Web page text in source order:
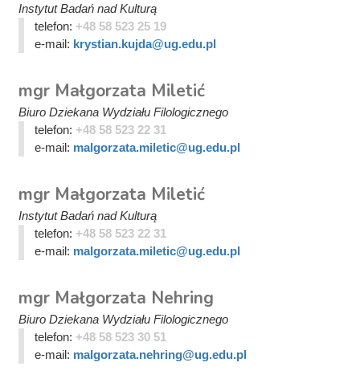
Instytut Badań nad Kulturą
telefon: +48 58 523 25 19
e-mail: krystian.kujda@ug.edu.pl
mgr Małgorzata Miletić
Biuro Dziekana Wydziału Filologicznego
telefon: +48 58 523 22 31
e-mail: malgorzata.miletic@ug.edu.pl
mgr Małgorzata Miletić
Instytut Badań nad Kulturą
telefon: +48 58 523 22 31
e-mail: malgorzata.miletic@ug.edu.pl
mgr Małgorzata Nehring
Biuro Dziekana Wydziału Filologicznego
telefon: +48 58 523 30 51
e-mail: malgorzata.nehring@ug.edu.pl